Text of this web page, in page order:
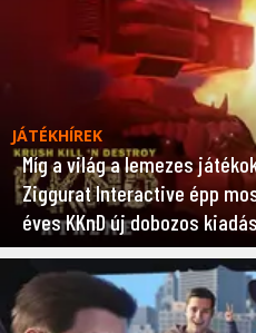
JÁTÉKHÍREK
Míg a világ a lemezes
Ziggurat Interactive épp
éves KKnD új dobozos